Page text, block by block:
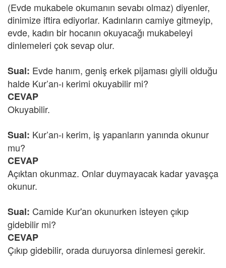
(Evde mukabele okumanın sevabı olmaz) diyenler,
dinimize iftira ediyorlar. Kadınların camiye gitmeyip,
evde, kadın bir hocanın okuyacağı mukabeleyi
dinlemeleri çok sevap olur.
Sual: Evde hanım, geniş erkek pijaması giyili olduğu
halde Kur’an-ı kerimi okuyabilir mi?
CEVAP
Okuyabilir.
Sual: Kur’an-ı kerim, iş yapanların yanında okunur
mu?
CEVAP
Açıktan okunmaz. Onlar duymayacak kadar yavaşça
okunur.
Sual: Camide Kur'an okunurken isteyen çıkıp
gidebilir mi?
CEVAP
Çıkıp gidebilir, orada duruyorsa dinlemesi gerekir.